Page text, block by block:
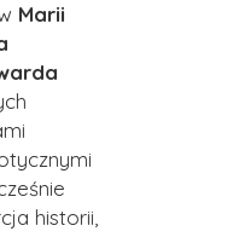
Marii
historii,